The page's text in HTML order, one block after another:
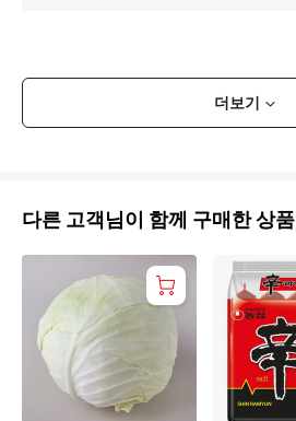
더보기
다른 고객님이 함께 구매한 상품